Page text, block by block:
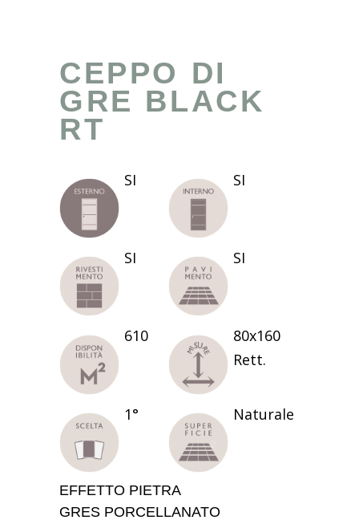
CEPPO DI
GRE BLACK
RT
SI SI
SI SI
610
80x160
Rett.
1° Naturale
EFFETTO PIETRA
GRES PORCELLANATO